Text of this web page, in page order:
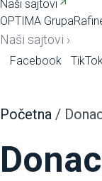
Naši sajtovi
OPTIMA Grupa
Naši sajtovi ›
Facebook
Početna /